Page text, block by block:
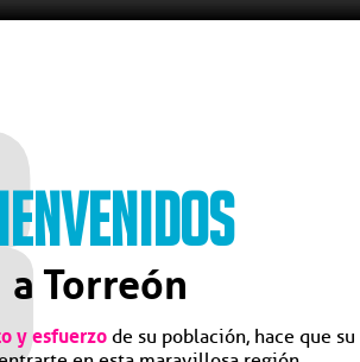
a Torreón
y esfuerzode su población, hace que su